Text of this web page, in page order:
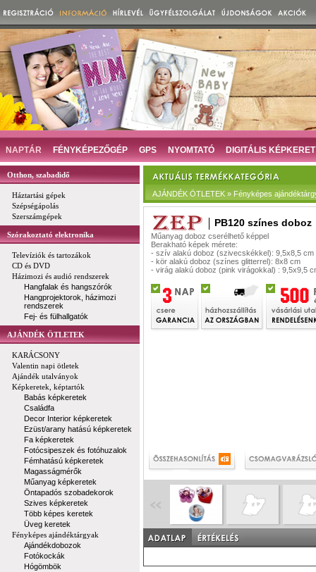
NAPTÁR FÉNYKÉPEZŐGÉP GPS NYOMTATÓ DIGITÁLIS KÉPKERET
Otthon, szabadidő
Háztartási gépek
Szépségápolás
Szerszámgépek
Szórakoztató elektronika
Televíziók és tartozákok
CD és DVD
Házimozi és audió rendszerek
Hangfalak és hangszórók
Hangprojektorok, házimozi
rendszerek
Fej- és fülhallgatók
AJÁNDÉK ÖTLETEK
KARÁCSONY
Valentin napi ötletek
Ajándék utalványok
Képkeretek, képtartók
Babás képkeretek
Családfa
Decor Interior képkeretek
Ezüst/arany hatású képkeretek
Fa képkeretek
Fotócsipeszek és fotóhuzalok
Fémhatású képkeretek
Magasságmérők
Műanyag képkeretek
Öntapadós szobadekorok
Szives képkeretek
Több képes keretek
Üveg keretek
Fényképes ajándéktárgyak
Ajándékdobozok
Fotókockák
Hógömbök
AJÁNDÉK ÖTLETEK » Fényképes
PB120 színes doboz
Műanyag doboz cserélhető képpel
Berakható képek mérete:
- szív alakú doboz (szivecskékkel): 9,5x8,5 cm
- kör alakú doboz (színes glitterrel): 8x8 cm
- virág alakú doboz (pink virágokkal) : 9,5x9,5